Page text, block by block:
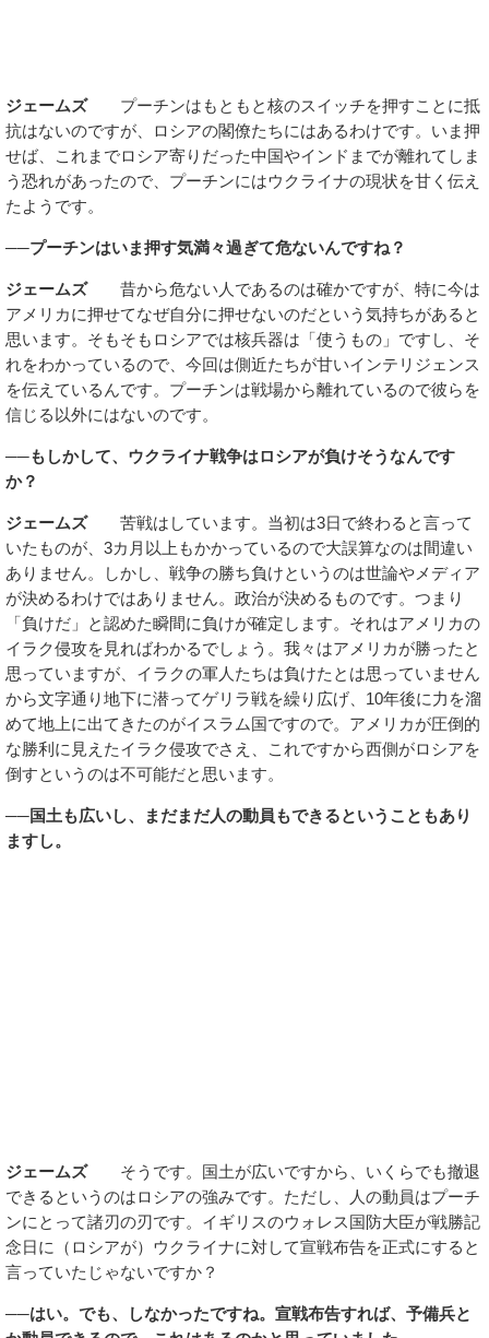
ジェームズプーチンはもともと核のスイッチを押すことに抵
抗はないのですが、ロシアの閣僚たちにはあるわけです。いま押
せば、これまでロシア寄りだった中国やインドまでが離れてしま
う恐れがあったので、プーチンにはウクライナの現状を甘く伝え
たようです。
──プーチンはいま押す気満々過ぎて危ないんですね？
ジェームズ昔から危ない人であるのは確かですが、特に今は
アメリカに押せてなぜ自分に押せないのだという気持ちがあると
思います。そもそもロシアでは核兵器は「使うもの」ですし、そ
れをわかっているので、今回は側近たちが甘いインテリジェンス
を伝えているんです。プーチンは戦場から離れているので彼らを
信じる以外にはないのです。
──もしかして、ウクライナ戦争はロシアが負けそうなんです
か？
ジェームズ苦戦はしています。当初は3日で終わると言って
いたものが、3カ月以上もかかっているので大誤算なのは間違い
ありません。しかし、戦争の勝ち負けというのは世論やメディア
が決めるわけではありません。政治が決めるものです。つまり
「負けだ」と認めた瞬間に負けが確定します。それはアメリカの
イラク侵攻を見ればわかるでしょう。我々はアメリカが勝ったと
思っていますが、イラクの軍人たちは負けたとは思っていません
から文字通り地下に潜ってゲリラ戦を繰り広げ、10年後に力を溜
めて地上に出てきたのがイスラム国ですので。アメリカが圧倒的
な勝利に見えたイラク侵攻でさえ、これですから西側がロシアを
倒すというのは不可能だと思います。
──国土も広いし、まだまだ人の動員もできるということもあり
ますし。
ジェームズそうです。国土が広いですから、いくらでも撤退
できるというのはロシアの強みです。ただし、人の動員はプーチ
ンにとって諸刃の刃です。イギリスのウォレス国防大臣が戦勝記
念日に（ロシアが）ウクライナに対して宣戦布告を正式にすると
言っていたじゃないですか？
──はい。でも、しなかったですね。宣戦布告すれば、予備兵と